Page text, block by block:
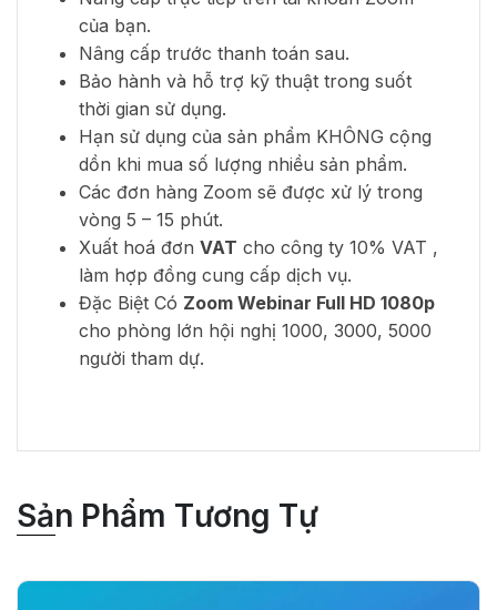
của bạn.
Nâng cấp trước thanh toán sau.
Bảo hành và hỗ trợ kỹ thuật trong suốt
thời gian sử dụng.
Hạn sử dụng của sản phẩm KHÔNG cộng
dồn khi mua số lượng nhiều sản phẩm.
Các đơn hàng Zoom sẽ được xử lý trong
vòng 5 – 15 phút.
Xuất hoá đơn VAT cho công ty 10% VAT ,
làm hợp đồng cung cấp dịch vụ.
Đặc Biệt Có Zoom Webinar Full HD 1080p
cho phòng lớn hội nghị 1000, 3000, 5000
người tham dự.
Sản Phẩm Tương Tự